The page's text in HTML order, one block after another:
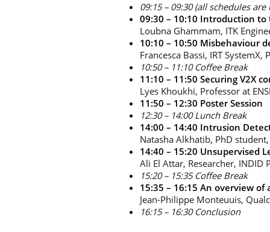
09:15 – 09:30 (all schedules
09:30 – 10:10 Introduction
Loubna Ghammam, ITK
10:10 – 10:50 Misbehaviour
Francesca Bassi, IRT SystemX,
10:50 – 11:10 Coffee Break
11:10 – 11:50 Securing V2X
Lyes Khoukhi, Professor at
11:50 – 12:30 Poster Session
12:30 – 14:00 Lunch Break
14:00 – 14:40 Intrusion
Natasha Alkhatib, PhD
14:40 – 15:20 Unsupervised
Ali El Attar, Researcher,
15:20 – 15:35 Coffee Break
15:35 – 16:15 An overview
Jean-Philippe Monteuuis,
16:15 – 16:30 Conclusion